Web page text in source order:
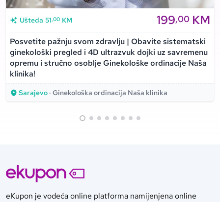
Ušteda 51,00 KM 199,00 KM
Posvetite pažnju svom zdravlju | Obavite sistematski
ginekološki pregled i 4D ultrazvuk dojki uz savremenu
opremu i stručno osoblje Ginekološke ordinacije Naša
klinika!
Sarajevo · Ginekološka ordinacija Naša klinika
eKupon je vodeća online platforma namijenjena online